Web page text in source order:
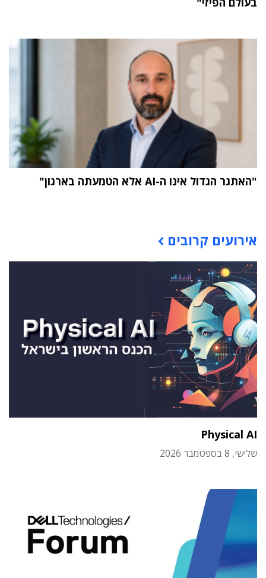
"האתגר הגדול אינו ה-AI אלא הטמעתה בארגון"
אירועים קרובים
Physical AI
שלישי, 8 בספטמבר 2026